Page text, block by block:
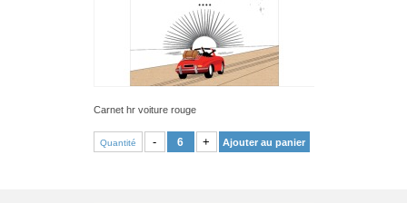
Carnet hr voiture rouge
Quantité - + Ajouter au panier